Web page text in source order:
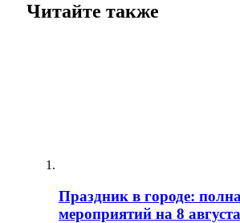
Читайте также
Праздник в городе:
мероприятий на 8